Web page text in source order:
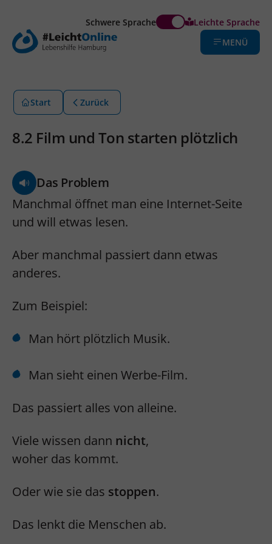
Schwere Sprache
Leichte Sprache
MENÜ
Start Zurück
8.2 Film und Ton starten plötzlich
Das Problem
Manchmal öffnet man eine Internet-Seite
und will etwas lesen.
Aber manchmal passiert dann etwas
anderes.
Zum Beispiel:
Man hört plötzlich Musik.
Man sieht einen Werbe-Film.
Das passiert alles von alleine.
Viele wissen dann nicht,
woher das kommt.
Oder wie sie das stoppen.
Das lenkt die Menschen ab.